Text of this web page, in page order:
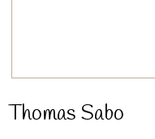
Thomas Sabo